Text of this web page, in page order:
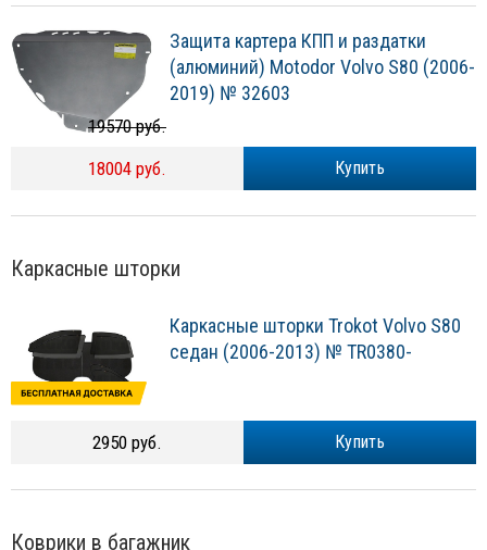
Защита картера КПП и раздатки
(алюминий) Motodor Volvo S80 (2006-
2019) № 32603
Купить
19570 руб.
18004 руб.
Каркасные шторки
Каркасные шторки Trokot Volvo S80
седан (2006-2013) № TR0380-
Купить
2950 руб.
Коврики в багажник